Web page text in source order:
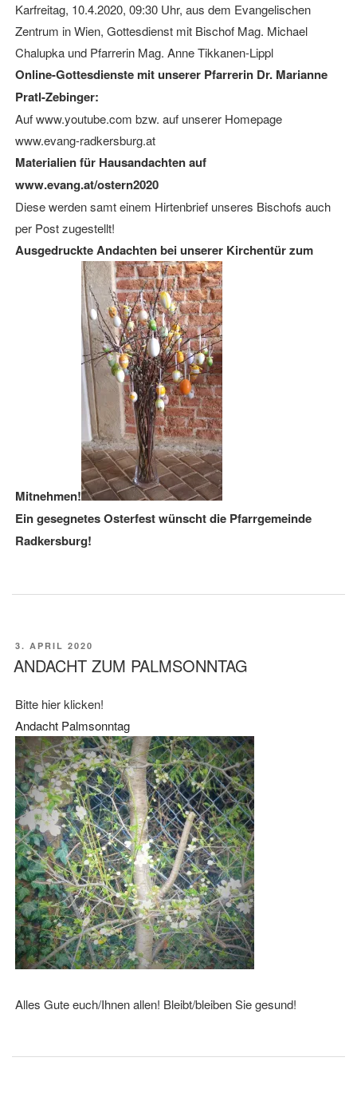
Karfreitag, 10.4.2020, 09:30 Uhr, aus dem Evangelischen
Zentrum in Wien, Gottesdienst mit Bischof Mag. Michael
Chalupka und Pfarrerin Mag. Anne Tikkanen-Lippl
Online-Gottesdienste mit unserer Pfarrerin Dr. Marianne
Pratl-Zebinger:
Auf www.youtube.com bzw. auf unserer Homepage
www.evang-radkersburg.at
Materialien für Hausandachten auf
www.evang.at/ostern2020
Diese werden samt einem Hirtenbrief unseres Bischofs auch
per Post zugestellt!
Ausgedruckte Andachten bei unserer Kirchentür zum
Mitnehmen!
Ein gesegnetes Osterfest wünscht die Pfarrgemeinde
Radkersburg!
VERÖFFENTLICHT
AM
3. APRIL 2020
ANDACHT ZUM PALMSONNTAG
Bitte hier klicken!
Andacht Palmsonntag
Alles Gute euch/Ihnen allen! Bleibt/bleiben Sie gesund!